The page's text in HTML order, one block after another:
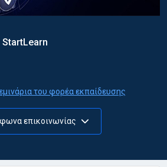
StartLearn
του φορέα εκπαίδευσης
επικοινωνίας